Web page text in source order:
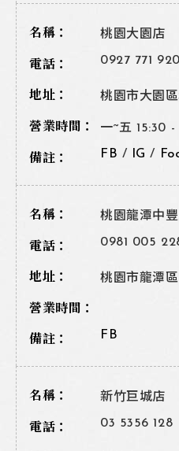
桃園大園店
0927 771 920
桃園市大園
一~五 15:30
FB / IG /
桃園龍潭中
0981 005
桃園市龍潭
FB
新竹巨城店
03 5356 128